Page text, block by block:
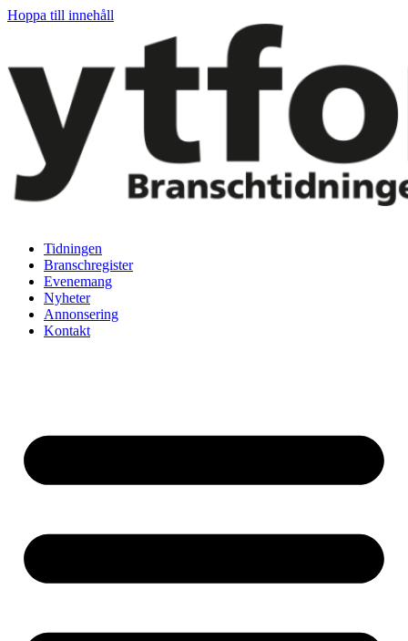
Hoppa till innehåll
Tidningen
Branschregister
Evenemang
Nyheter
Annonsering
Kontakt